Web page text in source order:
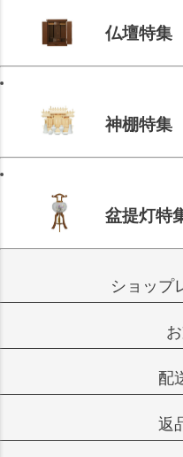
仏壇特集
神棚特集
盆提灯特
ショップ
配
返